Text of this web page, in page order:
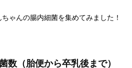
ゃんの腸内細菌を集めてみました！
数（胎便から卒乳後まで）